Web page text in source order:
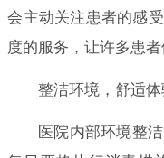
会主动关注患者的感
度的服务，让许多患者
整洁环境，舒适体
医院内部环境整